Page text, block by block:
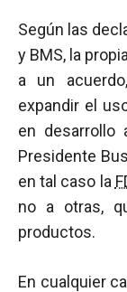
Según las
y BMS, la propia
a un
expandir el
en desarrollo
Presidente
en tal caso la
no a otras,
productos.
En cualquier